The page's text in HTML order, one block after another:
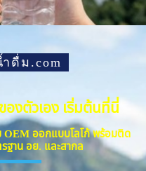
ดื่ม.com
งตัวเอง เริ่มต้นที่นี่
OEM ออกแบบโลโก้ พร้อมติด
ฐาน อย. และสากล